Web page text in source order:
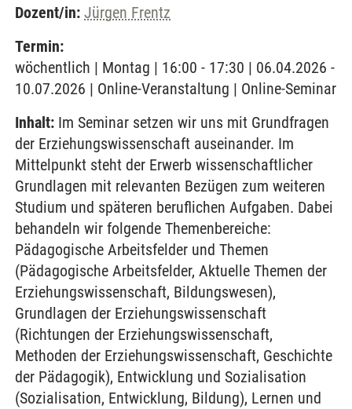
Dozent/in: Jürgen Frentz
Termin:
wöchentlich | Montag | 16:00 - 17:30 | 06.04.2026 -
10.07.2026 | Online-Veranstaltung | Online-Seminar
Inhalt: Im Seminar setzen wir uns mit Grundfragen
der Erziehungswissenschaft auseinander. Im
Mittelpunkt steht der Erwerb wissenschaftlicher
Grundlagen mit relevanten Bezügen zum weiteren
Studium und späteren beruflichen Aufgaben. Dabei
behandeln wir folgende Themenbereiche:
Pädagogische Arbeitsfelder und Themen
(Pädagogische Arbeitsfelder, Aktuelle Themen der
Erziehungswissenschaft, Bildungswesen),
Grundlagen der Erziehungswissenschaft
(Richtungen der Erziehungswissenschaft,
Methoden der Erziehungswissenschaft, Geschichte
der Pädagogik), Entwicklung und Sozialisation
(Sozialisation, Entwicklung, Bildung), Lernen und